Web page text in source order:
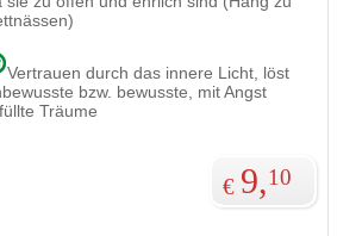
Vertrauen durch das innere Licht, löst
bzw. bewusste, mit Angst
Träume
€ 9,10